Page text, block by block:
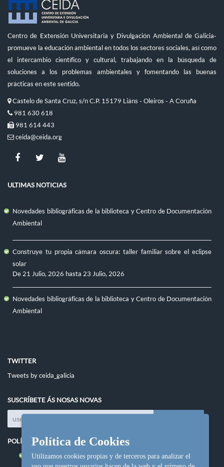
Centro de Extensión Universitaria y Divulgación Ambiental de Galicia-
promueve la educación ambiental en todos los sectores sociales, así como
el intercambio científico y cultural, trabajando en la búsqueda de
soluciones a los problemas ambientales y fomentando las buenas
prácticas en este sentido.
Castelo de Santa Cruz, s/n C.P. 15179 Liáns - Oleiros - A Coruña
981 630 618
981 614 443
ceida@ceida.org
ULTIMAS NOTICIAS
Novedades bibliográficas de la biblioteca y Centro de Documentación
Ambiental
Construye tu propia cámara oscura: taller familiar sobre el eclipse
solar
De 21 Julio, 2026 hasta 23 Julio, 2026
Novedades bibliográficas de la biblioteca y Centro de Documentación
Ambiental
TWITTER
Tweets by ceida_galicia
SUSCRÍBETE ÁS NOSAS NOVAS
POLÍTICAS DO SITIO
Política de cookies
Política de Cookies
Utilizamos cookies propias y de terceros para analizar el